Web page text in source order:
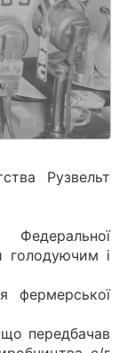
Рузвельт
голодуючим і
фермерської
передбачав